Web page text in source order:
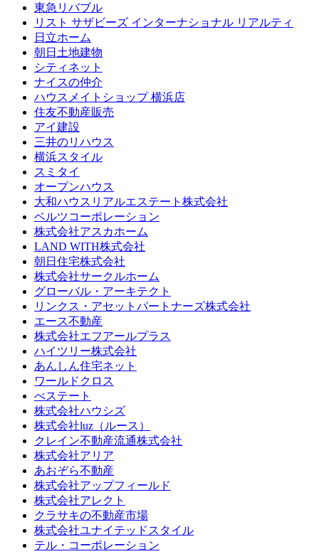
東急リバブル
リスト サザビーズ インターナショナル リアルティ
日立ホーム
朝日土地建物
シティネット
ナイスの仲介
ハウスメイトショップ 横浜店
住友不動産販売
アイ建設
三井のリハウス
横浜スタイル
スミタイ
オープンハウス
大和ハウスリアルエステート株式会社
ベルツコーポレーション
株式会社アスカホーム
LAND WITH株式会社
朝日住宅株式会社
株式会社サークルホーム
グローバル・アーキテクト
リンクス・アセットパートナーズ株式会社
エース不動産
株式会社エフアールプラス
ハイツリー株式会社
あんしん住宅ネット
ワールドクロス
べステート
株式会社ハウシズ
株式会社luz（ルース）
クレイン不動産流通株式会社
株式会社アリア
あおぞら不動産
株式会社アップフィールド
株式会社アレクト
クラサキの不動産市場
株式会社ユナイテッドスタイル
テル・コーポレーション